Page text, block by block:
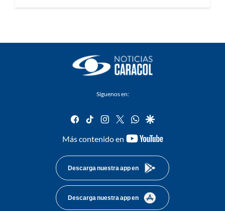
Síguenos en:
facebook
tiktok instagram
twitterwhatsapp
google
Más contenido en
youtube-
Descarga nuestra app en
Descarga nuestra app en